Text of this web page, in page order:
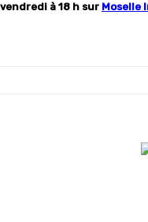
vendredi à 18 h sur Moselle